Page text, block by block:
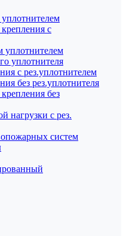
с
уплотнителем
уплотнителя
с рез.уплотнителем
без рез.уплотнителя
без
нагрузки с рез.
систем